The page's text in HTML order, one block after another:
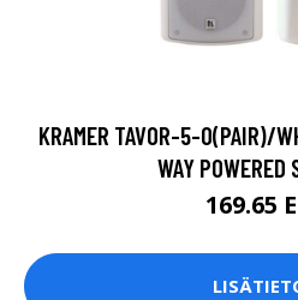
KRAMER TAVOR-5-O(PAIR)/
WAY POWERED
169.65